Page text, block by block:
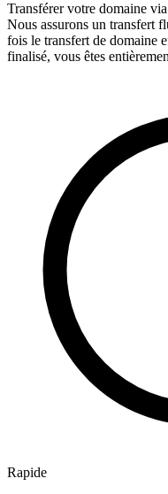
Transférer votre domaine
Nous assurons un transfert
fois le transfert de domaine
finalisé, vous êtes
Rapide